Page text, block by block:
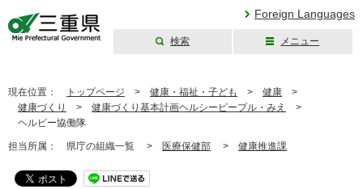
Foreign Languages
検索 メニュー
現在位置： トップページ > 健康・福祉・子ども > 健康 >
健康づくり
> 健康づくり基本計画ヘルシーピープル・みえ
>
ヘルピー協働隊
担当所属： 県庁の組織一覧 > 医療保健部 > 健康推進課